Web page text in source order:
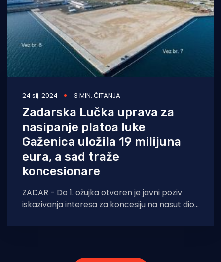
24 sij. 2024 3 MIN. ČITANJA
Zadarska Lučka uprava za
nasipanje platoa luke
Gaženica uložila 19 milijuna
eura, a sad traže
koncesionare
ZADAR - Do 1. ožujka otvoren je javni poziv
iskazivanja interesa za koncesiju na nasut dio